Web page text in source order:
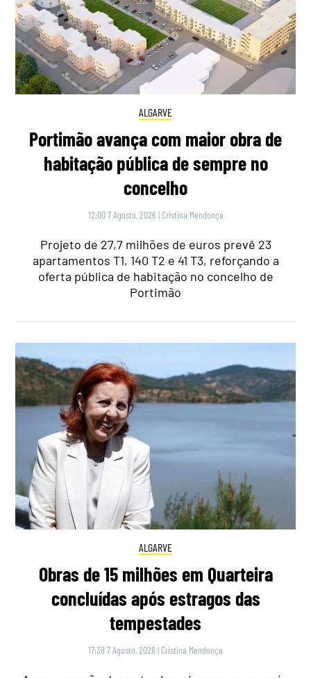
ALGARVE
Portimão avança com maior obra de
habitação pública de sempre no
concelho
12:00 7 Agosto, 2026 | Cristina Mendonça
Projeto de 27,7 milhões de euros prevê 23
apartamentos T1, 140 T2 e 41 T3, reforçando a
oferta pública de habitação no concelho de
Portimão
ALGARVE
Obras de 15 milhões em Quarteira
concluídas após estragos das
tempestades
17:38 7 Agosto, 2026 | Cristina Mendonça